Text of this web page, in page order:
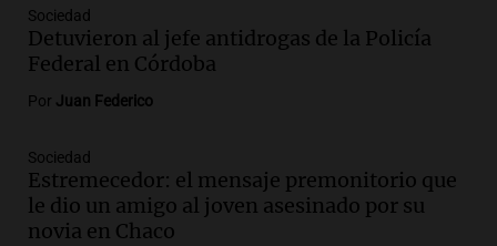
la emotiva entrega del violín a la hija del
histórico limpiavidrios
Juntos
Episodios
criaderos: "La superpoblación de perros
y gatos es gravísima"
Noticias Rosario
Episodios
Sociedad
Detuvieron al jefe antidrogas de la Policía
Federal en Córdoba
Por Juan Federico
Sociedad
Estremecedor: el mensaje premonitorio que
le dio un amigo al joven asesinado por su
novia en Chaco